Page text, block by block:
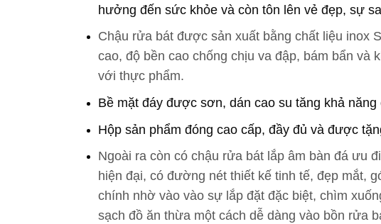
hưởng đến sức khỏe và còn tôn lên vẻ đẹp, sự
Chậu rửa bát được sản xuất bằng chất liệu inox
cao, độ bền cao chống chịu va đập, bám bẩn và
với thực phẩm.
Bề mặt đáy được sơn, dán cao su tăng khả
Hộp sản phẩm đóng cao cấp, đầy đủ và được
Ngoài ra còn có chậu rửa bát lắp âm bàn đá ưu
hiện đại, có đường nét thiết kế tinh tế, đẹp mắt,
chính nhờ vào vào sự lắp đặt đặc biệt, chìm
sạch đồ ăn thừa một cách dễ dàng vào bồn rửa